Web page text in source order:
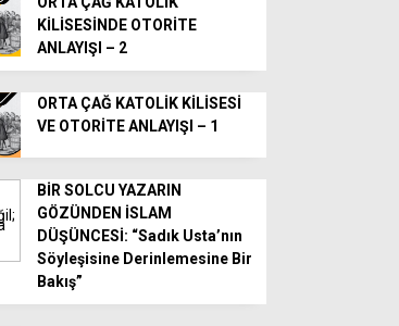
KİLİSESİNDE OTORİTE
ANLAYIŞI – 2
ORTA ÇAĞ KATOLİK KİLİSESİ
VE OTORİTE ANLAYIŞI – 1
BİR SOLCU YAZARIN
GÖZÜNDEN İSLAM
DÜŞÜNCESİ: “Sadık Usta’nın
Söyleşisine Derinlemesine Bir
Bakış”